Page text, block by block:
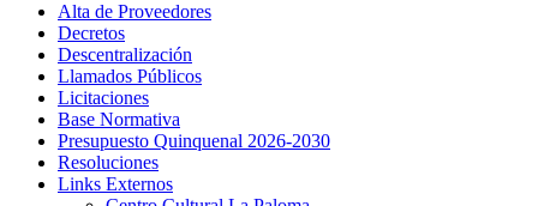
Alta de Proveedores
Decretos
Descentralización
Llamados Públicos
Licitaciones
Base Normativa
Presupuesto Quinquenal 2026-2030
Resoluciones
Links Externos